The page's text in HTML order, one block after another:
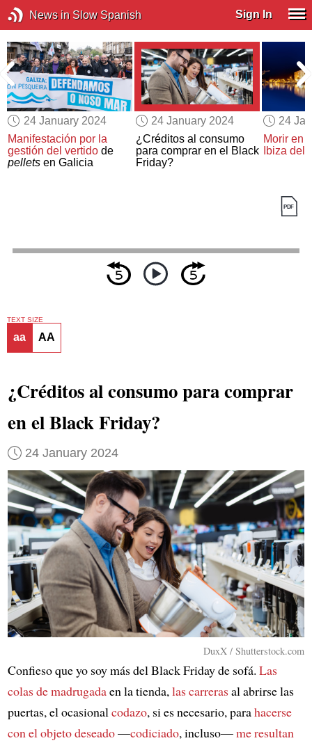
News in Slow Spanish Sign In
24 January 2024
Manifestación por la
gestión del vertido de
pellets en Galicia
24 January 2024
¿Créditos al consumo
para comprar en el Black
Friday?
24
Morir en
Ibiza del
TEXT SIZE
aa AA
¿Créditos al consumo para comprar
en el Black Friday?
24 January 2024
DuxX / Shutterstock.com
Confieso que yo soy más del Black Friday de sofá. Las
colas de madrugadaen la tienda,las carrerasal abrirse las
puertas, el ocasionalcodazo, si es necesario, parahacerse
con el objeto deseado—codiciado, incluso—me resultan